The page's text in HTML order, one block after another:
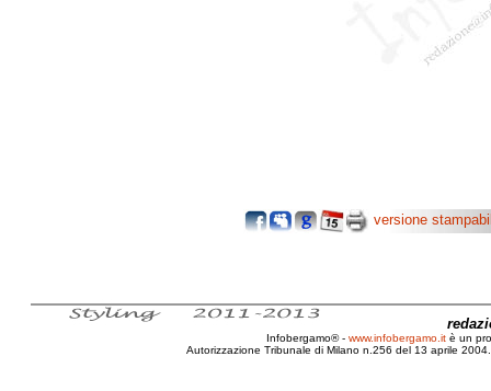
versione
Infobergamo® - www.infobergamo.it è un
Autorizzazione Tribunale di Milano n.256 del 13 aprile